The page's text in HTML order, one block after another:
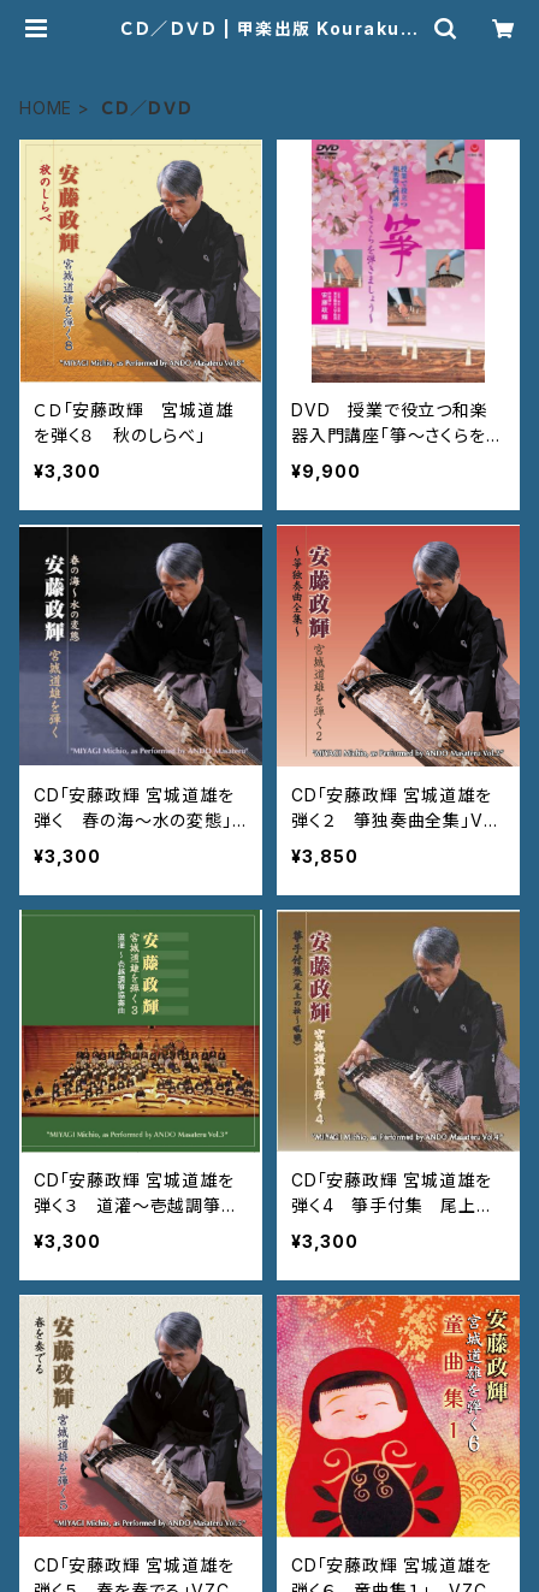
ＣＤ／ＤＶＤ | 甲楽出版 Kouraku S
HOME ＣＤ／ＤＶＤ
ＣＤ「安藤政輝 宮城道雄
を弾く８ 秋のしらべ」
¥3,300
DVD 授業で役立つ和楽
器入門講座「箏〜さくらを弾
きましょう〜」 VZBG-38
¥9,900
CD「安藤政輝 宮城道雄を
弾く 春の海〜水の変態」V
ZCG-708
¥3,300
CD「安藤政輝 宮城道雄を
弾く２ 箏独奏曲全集」VZ
CG-754
¥3,850
CD「安藤政輝 宮城道雄を
弾く３ 道灌〜壱越調箏協
奏曲」VZCG-768
¥3,300
CD「安藤政輝 宮城道雄を
弾く4 箏手付集 尾上の
松〜吼噦」VZCG-788
¥3,300
CD「安藤政輝 宮城道雄を
CD「安藤政輝 宮城道雄を